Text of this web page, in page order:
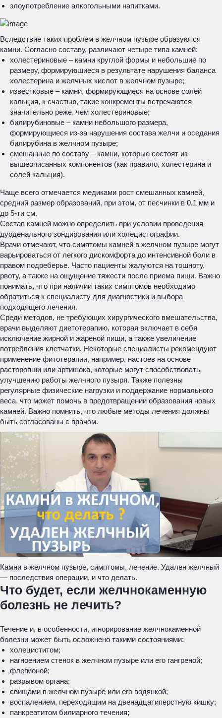
злоупотребление алкогольными напитками.
Вследствие таких проблем в желчном пузыре образуются
камни. Согласно составу, различают четыре типа камней:
холестериновые – камни круглой формы и небольшие по
размеру, формирующиеся в результате нарушения баланса
холестерина и желчных кислот в желчном пузыре;
известковые – камни, формирующиеся на основе солей
кальция, к счастью, такие конкременты встречаются
значительно реже, чем холестериновые;
билирубиновые – камни небольшого размера,
формирующиеся из-за нарушения состава желчи и оседания
билирубина в желчном пузыре;
смешанные по составу – камни, которые состоят из
вышеописанных компонентов (как правило, холестерина и
солей кальция).
Чаще всего отмечается медиками рост смешанных камней,
средний размер образований, при этом, от песчинки в 0,1 мм и
до 5-ти см.
Состав камней можно определить при условии проведения
дуоденального зондирования или холецистографии.
Врачи отмечают, что симптомы камней в желчном пузыре могут
варьироваться от легкого дискомфорта до интенсивной боли в
правом подреберье. Часто пациенты жалуются на тошноту,
рвоту, а также на ощущение тяжести после приема пищи. Важно
понимать, что при наличии таких симптомов необходимо
обратиться к специалисту для диагностики и выбора
подходящего лечения.
Среди методов, не требующих хирургического вмешательства,
врачи выделяют диетотерапию, которая включает в себя
исключение жирной и жареной пищи, а также увеличение
потребления клетчатки. Некоторые специалисты рекомендуют
применение фитотерапии, например, настоев на основе
расторопши или артишока, которые могут способствовать
улучшению работы желчного пузыря. Также полезны
регулярные физические нагрузки и поддержание нормального
веса, что может помочь в предотвращении образования новых
камней. Важно помнить, что любые методы лечения должны
быть согласованы с врачом.
Камни в желчном пузыре, симптомы, лечение. Удален желчный
— последствия операции, и что делать.
Что будет, если желчнокаменную
болезнь не лечить?
Течение и, в особенности, игнорирование желчнокаменной
болезни может быть осложнено такими состояниями:
холециститом;
нагноением стенок в желчном пузыре или его гангреной;
флегмоной;
разрывом органа;
свищами в желчном пузыре или его водянкой;
воспалением, переходящим на двенадцатиперстную кишку;
панкреатитом билиарного течения;